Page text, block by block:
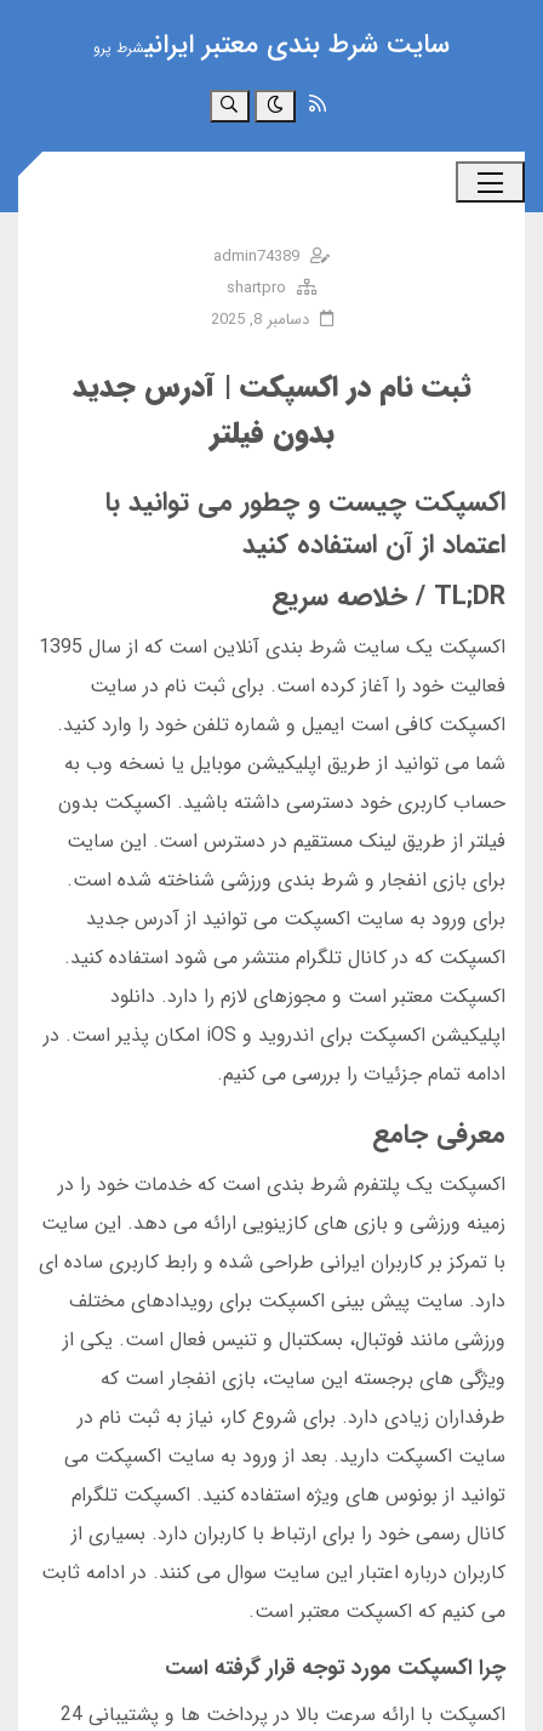
سایت شرط بندی معتبر ایرانیشرط پرو
جستجو
admin74389
shartpro
دسامبر 8, 2025
ثبت نام در اکسپکت | آدرس جدید
بدون فیلتر
اکسپکت چیست و چطور می توانید با
اعتماد از آن استفاده کنید
TL;DR / خلاصه سریع
اکسپکت یک سایت شرط بندی آنلاین است که از سال 1395
فعالیت خود را آغاز کرده است. برای ثبت نام در سایت
اکسپکت کافی است ایمیل و شماره تلفن خود را وارد کنید.
شما می توانید از طریق اپلیکیشن موبایل یا نسخه وب به
حساب کاربری خود دسترسی داشته باشید. اکسپکت بدون
فیلتر از طریق لینک مستقیم در دسترس است. این سایت
برای بازی انفجار و شرط بندی ورزشی شناخته شده است.
برای ورود به سایت اکسپکت می توانید از آدرس جدید
اکسپکت که در کانال تلگرام منتشر می شود استفاده کنید.
اکسپکت معتبر است و مجوزهای لازم را دارد. دانلود
اپلیکیشن اکسپکت برای اندروید و iOS امکان پذیر است. در
ادامه تمام جزئیات را بررسی می کنیم.
معرفی جامع
اکسپکت یک پلتفرم شرط بندی است که خدمات خود را در
زمینه ورزشی و بازی های کازینویی ارائه می دهد. این سایت
با تمرکز بر کاربران ایرانی طراحی شده و رابط کاربری ساده ای
دارد. سایت پیش بینی اکسپکت برای رویدادهای مختلف
ورزشی مانند فوتبال، بسکتبال و تنیس فعال است. یکی از
ویژگی های برجسته این سایت، بازی انفجار است که
طرفداران زیادی دارد. برای شروع کار، نیاز به ثبت نام در
سایت اکسپکت دارید. بعد از ورود به سایت اکسپکت می
توانید از بونوس های ویژه استفاده کنید. اکسپکت تلگرام
کانال رسمی خود را برای ارتباط با کاربران دارد. بسیاری از
کاربران درباره اعتبار این سایت سوال می کنند. در ادامه ثابت
می کنیم که اکسپکت معتبر است.
چرا اکسپکت مورد توجه قرار گرفته است
اکسپکت با ارائه سرعت بالا در پرداخت ها و پشتیبانی 24